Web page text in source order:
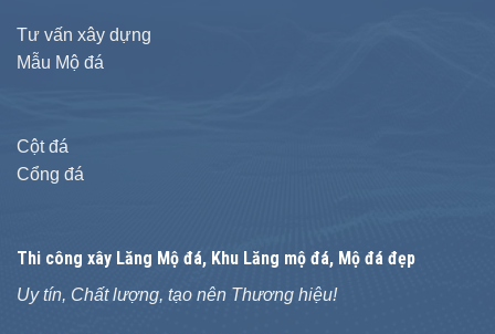
Tư vấn xây dựng
Mẫu Mộ đá
Cột đá
Cổng đá
Thi công xây Lăng Mộ đá, Khu Lăng mộ đá, Mộ đá đẹp
Uy tín, Chất lượng, tạo nên Thương hiệu!